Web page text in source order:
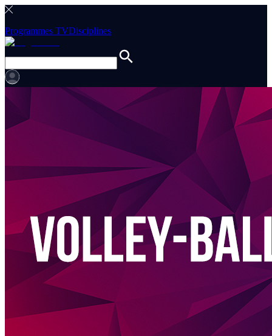
Programmes TVDisciplines